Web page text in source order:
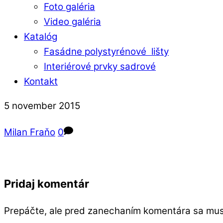
Foto galéria
Video galéria
Katalóg
Fasádne polystyrénové lišty
Interiérové prvky sadrové
Kontakt
Close
Close
5 november 2015
Milan Fraňo 0
Pridaj komentár
Prepáčte, ale pred zanechaním komentára sa